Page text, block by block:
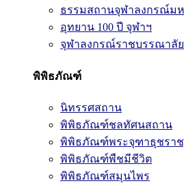
ธรรมสถานจุฬาลงกรณ์ม
อุทยาน 100 ปี จุฬาฯ
จุฬาลงกรณ์ราชบรรณาลัย
พิพิธภัณฑ์
นิทรรศสถาน
พิพิธภัณฑ์ชลทัศนสถาน
พิพิธภัณฑ์พระจุฑาธุชรา
พิพิธภัณฑ์พืชมีชีวิต
พิพิธภัณฑ์สมุนไพร